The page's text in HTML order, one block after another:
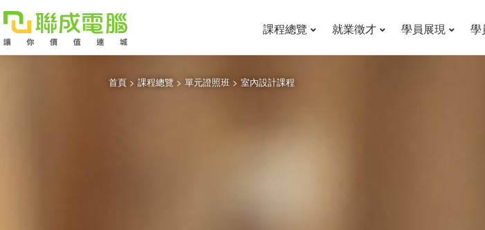
學
學員展現
就業徵才
課程總覽
首頁 > 課程總覽 > 單元證照班 > 室內設計課程